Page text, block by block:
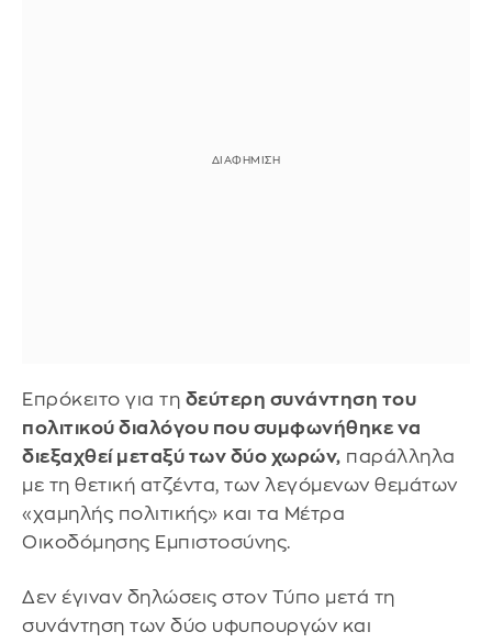
Επρόκειτο για τη δεύτερη συνάντηση του
πολιτικού διαλόγου που συμφωνήθηκε να
διεξαχθεί μεταξύ των δύο χωρών, παράλληλα
με τη θετική ατζέντα, των λεγόμενων θεμάτων
«χαμηλής πολιτικής» και τα Μέτρα
Οικοδόμησης Εμπιστοσύνης.
Δεν έγιναν δηλώσεις στον Τύπο μετά τη
συνάντηση των δύο υφυπουργών και